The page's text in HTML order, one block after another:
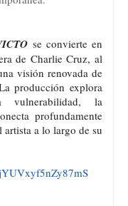
se convierte en
de Charlie Cruz, al
visión renovada de
producción explora
la
profundamente
a lo largo de su